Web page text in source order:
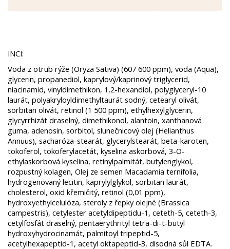
INCI:
Voda z otrub rýže (Oryza Sativa) (607 600 ppm), voda (Aqua),
glycerin, propanediol, kaprylový/kaprinový triglycerid,
niacinamid, vinyldimethikon, 1,2-hexandiol, polyglyceryl-10
laurát, polyakryloyldimethyltaurát sodný, cetearyl olivát,
sorbitan olivát, retinol (1 500 ppm), ethylhexylglycerin,
glycyrrhizát draselný, dimethikonol, alantoin, xanthanová
guma, adenosin, sorbitol, slunečnicový olej (Helianthus
Annuus), sacharóza-stearát, glycerylstearát, beta-karoten,
tokoferol, tokoferylacetát, kyselina askorbová, 3-O-
ethylaskorbová kyselina, retinylpalmitát, butylenglykol,
rozpustný kolagen, Olej ze semen Macadamia ternifolia,
hydrogenovaný lecitin, kaprylylglykol, sorbitan laurát,
cholesterol, oxid křemičitý, retinol (0,01 ppm),
hydroxyethylcelulóza, steroly z řepky olejné (Brassica
campestris), cetylester acetyldipeptidu-1, ceteth-5, ceteth-3,
cetylfosfát draselný, pentaerythrityl tetra-di-t-butyl
hydroxyhydrocinamát, palmitoyl tripeptid-5,
acetylhexapeptid-1, acetyl oktapeptid-3, disodná sůl EDTA.